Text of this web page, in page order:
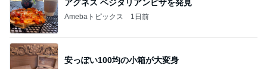
アグネス ベジタリアンピザを発見
Amebaトピックス 1日前
安っぽい100均の小箱が大変身